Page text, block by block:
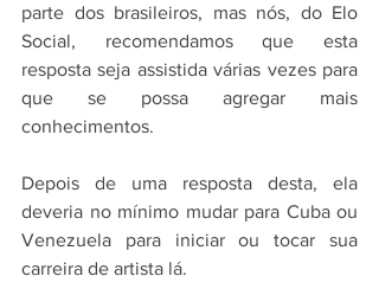
parte dos brasileiros, mas nós, do Elo
Social, recomendamos que esta
resposta seja assistida várias vezes para
que se possa agregar mais
conhecimentos.
Depois de uma resposta desta, ela
deveria no mínimo mudar para Cuba ou
Venezuela para iniciar ou tocar sua
carreira de artista lá.